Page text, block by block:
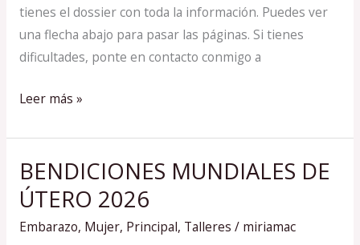
tienes el dossier con toda la información. Puedes ver
una flecha abajo para pasar las páginas. Si tienes
dificultades, ponte en contacto conmigo a
2026
Leer más »
BENDICIONES MUNDIALES DE
ÚTERO 2026
Embarazo, Mujer, Principal, Talleres / miriamac
BENDICIONES
MUNDIALES
DE
ÚTERO